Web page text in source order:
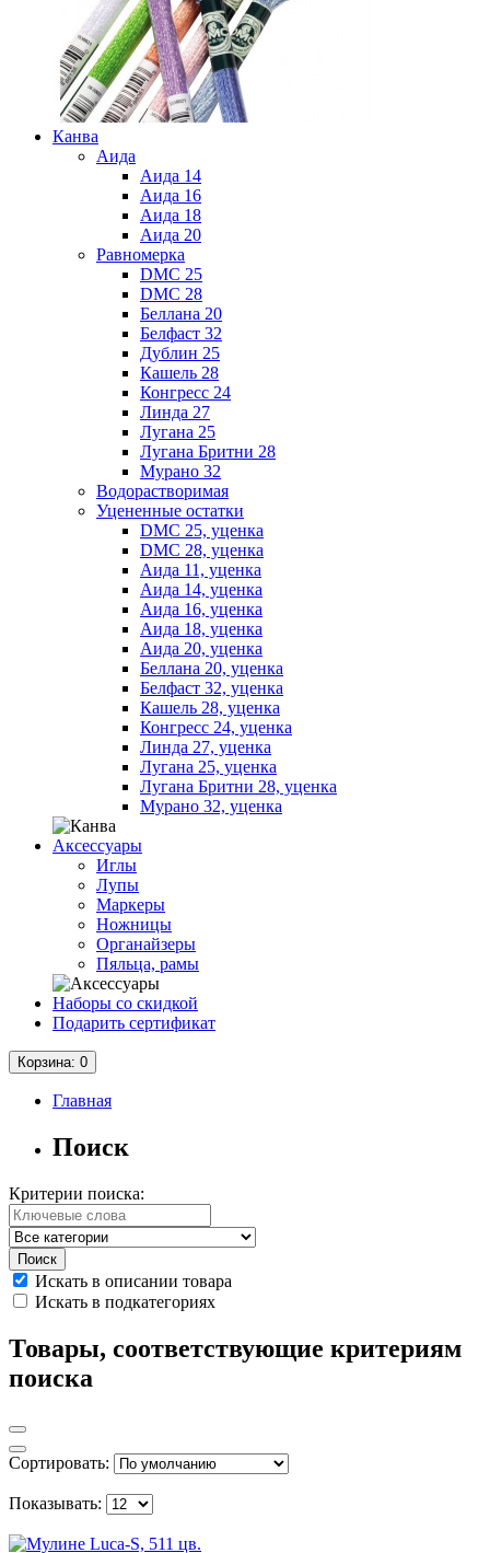
Канва
Аида
Аида 14
Аида 16
Аида 18
Аида 20
Равномерка
DMC 25
DMC 28
Беллана 20
Белфаст 32
Дублин 25
Кашель 28
Конгресс 24
Линда 27
Лугана 25
Лугана Бритни 28
Мурано 32
Водорастворимая
Уцененные остатки
DMC 25, уценка
DMC 28, уценка
Аида 11, уценка
Аида 14, уценка
Аида 16, уценка
Аида 18, уценка
Аида 20, уценка
Беллана 20, уценка
Белфаст 32, уценка
Кашель 28, уценка
Конгресс 24, уценка
Линда 27, уценка
Лугана 25, уценка
Лугана Бритни 28, уценка
Мурано 32, уценка
Аксессуары
Иглы
Лупы
Маркеры
Ножницы
Органайзеры
Пяльца, рамы
Наборы со скидкой
Подарить сертификат
Корзина: 0
Главная
Поиск
Критерии поиска:
Искать в описании товара
Искать в подкатегориях
Товары, соответствующие критериям
поиска
Сортировать:
Показывать: